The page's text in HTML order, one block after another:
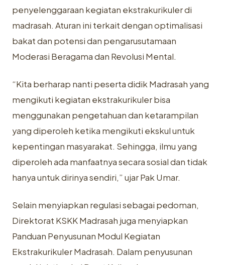
penyelenggaraan kegiatan ekstrakurikuler di
madrasah. Aturan ini terkait dengan optimalisasi
bakat dan potensi dan pengarusutamaan
Moderasi Beragama dan Revolusi Mental.
“Kita berharap nanti peserta didik Madrasah yang
mengikuti kegiatan ekstrakurikuler bisa
menggunakan pengetahuan dan ketarampilan
yang diperoleh ketika mengikuti ekskul untuk
kepentingan masyarakat. Sehingga, ilmu yang
diperoleh ada manfaatnya secara sosial dan tidak
hanya untuk dirinya sendiri,” ujar Pak Umar.
Selain menyiapkan regulasi sebagai pedoman,
Direktorat KSKK Madrasah juga menyiapkan
Panduan Penyusunan Modul Kegiatan
Ekstrakurikuler Madrasah. Dalam penyusunan